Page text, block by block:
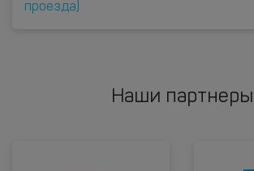
проезда)
Наши партнеры